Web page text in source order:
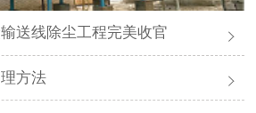
送线除尘工程完美收官
方法